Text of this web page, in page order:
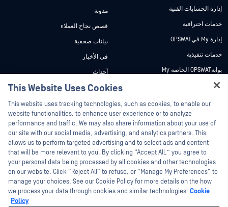
إدارة الحسابات الفنية
خدمات احترافية
إدارة My فيOPSWAT
خدمات تنفيذية
بوابةOPSWAT الخاصة My
وثائق تقنية
دورات تدريبية
برنامج الثغرات الأمنية
الشركاء
شهادات
شركاء التكنولوجيا
برنامج شركاء القنوات
مدونة
قصص نجاح العملاء
بيانات صحفية
في الأخبار
أحداث
ندوات عبر الإنترنت
أوراق البيانات
مستندات تقنية
أدوات مجانية
©2026 OPSWAT . جميع الحقوق محفوظة. OPSWAT و MetaDefender و Metascan و
This Website Uses Cookies
This website uses tracking technologies, such as cookies, to enable our
website functionalities, to enhance user experience or to analyze
performance and traffic. We may also share information about your use of
our site with our social media, advertising, and analytics partners. This
allows us to perform targeted advertising and to select ads and content
that will be more relevant to you. By clicking “Accept All,” you agree to
your personal data being processed by all cookies and other technologies
on our website. Click “Reject All” to refuse, or “Manage My Preferences” to
manage your choices. See our Cookie Policy for more details on the how
we process your data through cookies and similar technologies: Cookie
Policy
Hey there!
I'm Ozzy, your OPSWAT virtual assistant.
How can I help you secure what's critical
today?